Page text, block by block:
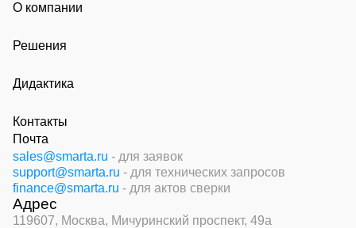
О компании
Решения
Дидактика
Контакты
Почта
sales@smarta.ru - для заявок
support@smarta.ru - для технических запросов
finance@smarta.ru - для актов сверки
Адрес
119607, Москва, Мичуринский проспект, 49а